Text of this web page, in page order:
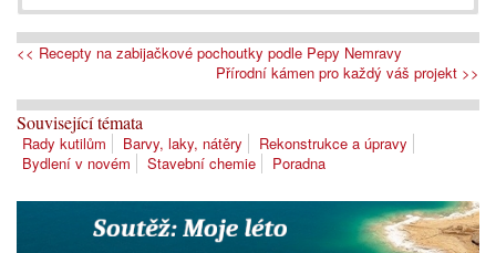
<< Recepty na zabijačkové pochoutky podle Pepy Nemravy
Přírodní kámen pro každý váš projekt >>
Související témata
Rady kutilům Barvy, laky, nátěry
Rekonstrukce a úpravy
Bydlení v novém
Stavební chemie Poradna